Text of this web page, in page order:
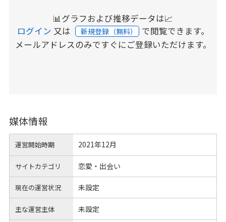
📊グラフおよび推移データは📈
ログイン 又は 新規登録（無料） で閲覧できます。
メールアドレスのみですぐにご登録いただけます。
媒体情報
運営開始時期 2021年12月
サイトカテゴリ 恋愛・出会い
現在の運営状況 未設定
主な運営主体 未設定